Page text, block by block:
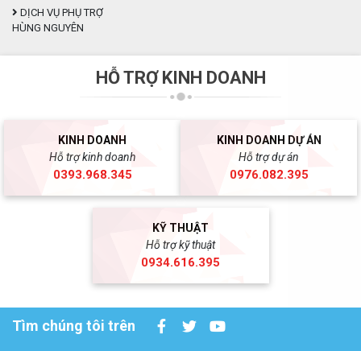
DỊCH VỤ PHỤ TRỢ
HÙNG NGUYÊN
HỖ TRỢ KINH DOANH
KINH DOANH
Hỗ trợ kinh doanh
0393.968.345
KINH DOANH DỰ ÁN
Hỗ trợ dự án
0976.082.395
KỸ THUẬT
Hỗ trợ kỹ thuật
0934.616.395
Tìm chúng tôi trên